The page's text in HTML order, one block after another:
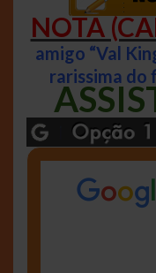
NOTA
amigo “Val
rarissima do